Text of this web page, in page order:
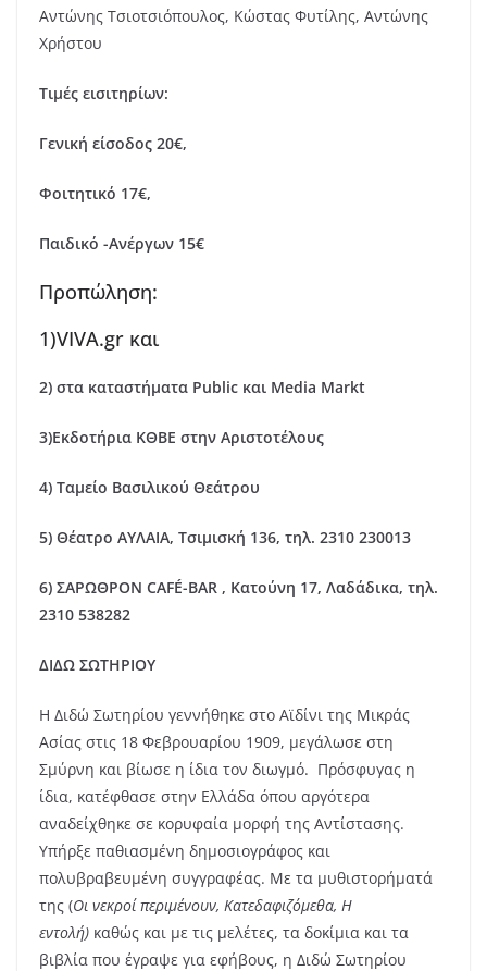
Αντώνης Τσιοτσιόπουλος, Κώστας Φυτίλης, Aντώνης
Χρήστου
Τιμές εισιτηρίων:
Γενική είσοδος 20€,
Φοιτητικό 17€,
Παιδικό -Ανέργων 15€
Προπώληση:
1)VIVA.gr και
2) στα καταστήματα Public και Media Markt
3)Εκδοτήρια ΚΘΒΕ στην Αριστοτέλους
4) Ταμείο Βασιλικού Θεάτρου
5) Θέατρο ΑΥΛΑΙΑ, Τσιμισκή 136, τηλ. 2310 230013
6) ΣΑΡΩΘΡΟΝ CAFÉ-BAR , Κατούνη 17, Λαδάδικα, τηλ.
2310 538282
ΔΙΔΩ ΣΩΤΗΡΙΟΥ
Η Διδώ Σωτηρίου γεννήθηκε στο Αϊδίνι της Μικράς
Ασίας στις 18 Φεβρουαρίου 1909, μεγάλωσε στη
Σμύρνη και βίωσε η ίδια τον διωγμό. Πρόσφυγας η
ίδια, κατέφθασε στην Ελλάδα όπου αργότερα
αναδείχθηκε σε κορυφαία μορφή της Αντίστασης.
Υπήρξε παθιασμένη δημοσιογράφος και
πολυβραβευμένη συγγραφέας. Με τα μυθιστορήματά
της (Οι νεκροί περιμένουν, Κατεδαφιζόμεθα, Η
εντολή) καθώς και με τις μελέτες, τα δοκίμια και τα
βιβλία που έγραψε για εφήβους, η Διδώ Σωτηρίου